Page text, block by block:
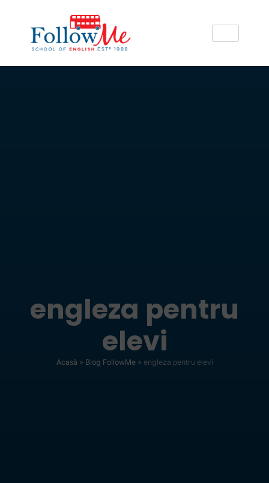
engleza pentru
elevi
Acasă » Blog FollowMe» engleza pentru elevi